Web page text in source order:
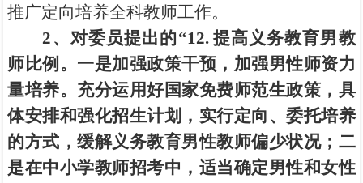
推广定向培养全科教师工作。
2 、对委员提出的“12. 提高义务教育男教
师比例。一是加强政策干预，加强男性师资力
量培养。充分运用好国家免费师范生政策，具
体安排和强化招生计划，实行定向、委托培养
的方式，缓解义务教育男性教师偏少状况；二
是在中小学教师招考中，适当确定男性和女性